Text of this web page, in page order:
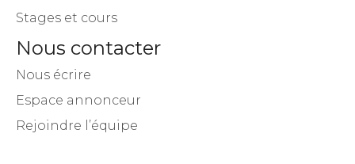
Stages et cours
Nous contacter
Nous écrire
Espace annonceur
Rejoindre l’équipe